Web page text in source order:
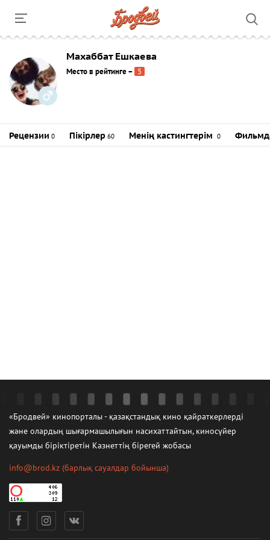
Махаббат Ешкаева
Место в рейтинге– 5
Рецензии 0 Пікірлер 60 Менің кастингтерім 0
«Бродвей» кинопорталы - қазақстандық кино қайраткерлерді
және олардың шығармашылығын насихаттайтын, киносүйер
қауымды біріктіретін Казнеттің бірегей жобасы
info@brod.kz (барлық сауалдар бойынша)